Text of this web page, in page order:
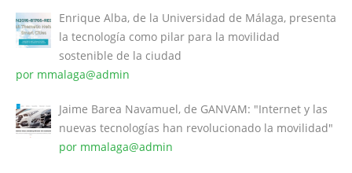
Enrique Alba, de la Universidad de Málaga, presenta
la tecnología como pilar para la movilidad
sostenible de la ciudad
por mmalaga@admin
Jaime Barea Navamuel, de GANVAM: "Internet y las
nuevas tecnologías han revolucionado la movilidad"
por mmalaga@admin